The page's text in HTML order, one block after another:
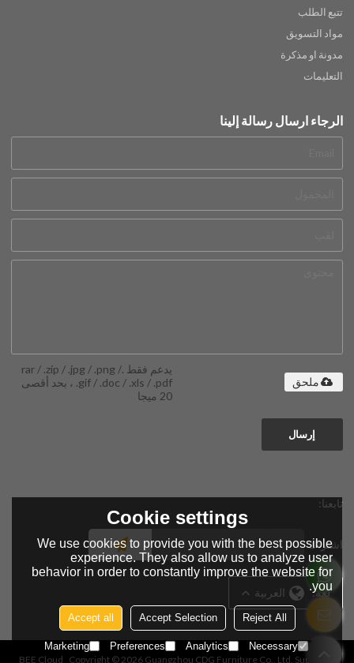
تتبع الطلب
مواد التسويق
مدونة او مذكرة
التعليمات
الرجاء ارسال رسالة إلينا
يدعم فقط .rar / .zip / .jpg / .png /
.gif / .doc / .xls / .pdf ، بحد أقصى
20 ميجا
ملحق
إرسال
تابعنا:
اشتراك
لغة: العربية
Copyright © 2026 Guangzhou CDG Furniture Co., Ltd. Support By
BEE Cloud
Cookie settings
We use cookies to provide you with the best possible
experience. They also allow us to analyze user
behavior in order to constantly improve the website for
you.
Reject All
Accept Selection
Accept all
Necessary
Analytics
Preferences
Marketing